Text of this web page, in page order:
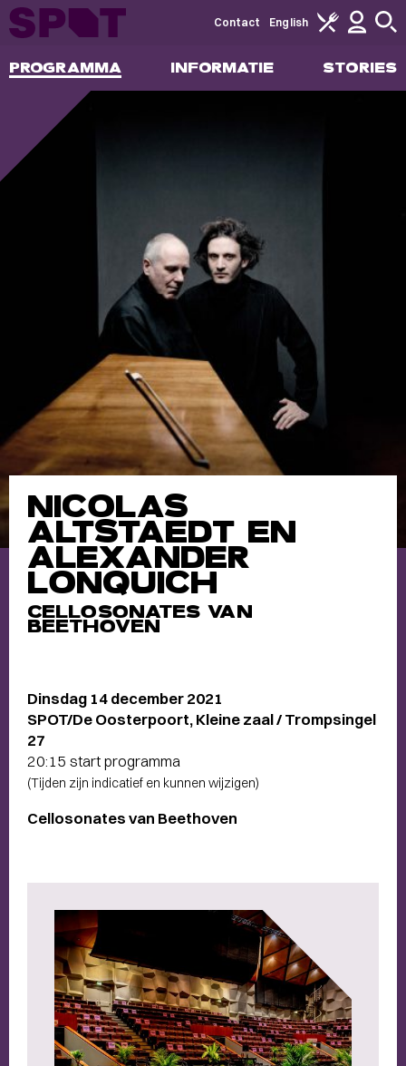
PROGRAMMA INFORMATIE STORIES
Contact English
NICOLAS
ALTSTAEDT EN
ALEXANDER
LONQUICH
CELLOSONATES VAN
BEETHOVEN
Dinsdag 14 december 2021
SPOT/De Oosterpoort, Kleine zaal / Trompsingel
27
20:15 start programma
(Tijden zijn indicatief en kunnen wijzigen)
Cellosonates van Beethoven